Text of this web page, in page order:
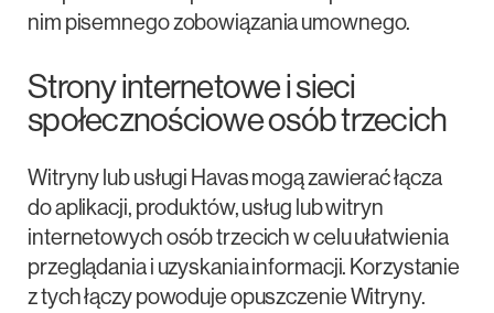
nim pisemnego zobowiązania umownego.
Strony internetowe i sieci
społecznościowe osób trzecich
Witryny lub usługi Havas mogą zawierać łącza
do aplikacji, produktów, usług lub witryn
internetowych osób trzecich w celu ułatwienia
przeglądania i uzyskania informacji. Korzystanie
z tych łączy powoduje opuszczenie Witryny.